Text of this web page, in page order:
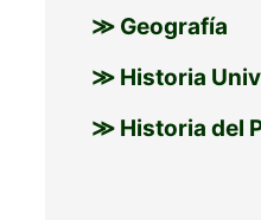
≫ Geografía
≫ Historia
≫ Historia del